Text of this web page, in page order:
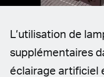
Polish
L’utilisation de
supplémentaires
éclairage artificiel